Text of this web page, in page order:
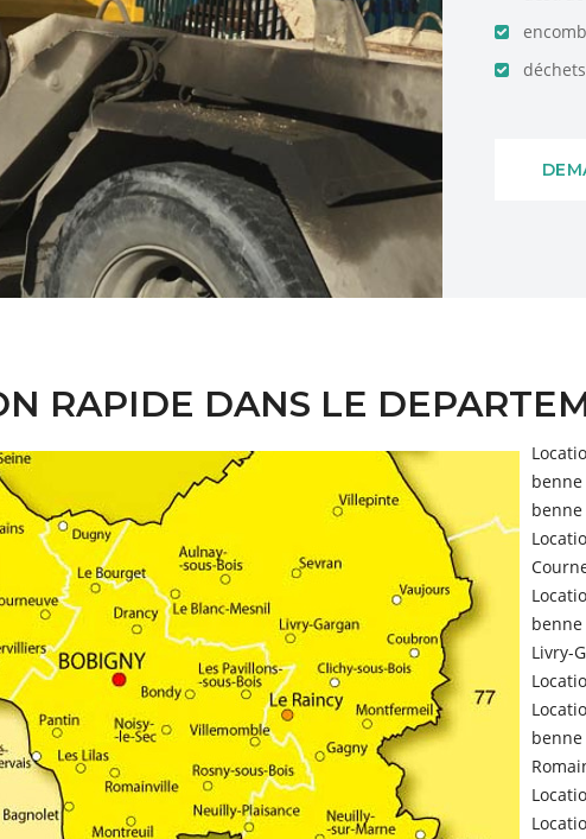
RAPIDE DANS LE
benne
benne
Livry-